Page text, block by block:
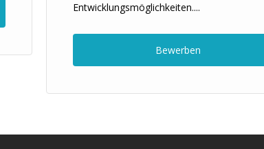
Entwicklungsmöglichkeiten....
Bewerben